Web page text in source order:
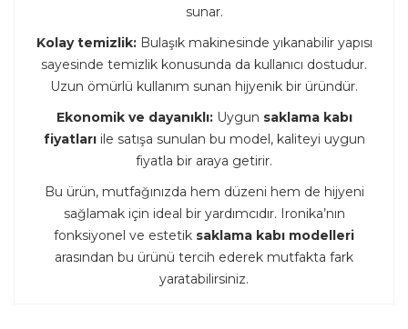
sunar.
Kolay temizlik:Bulaşık makinesinde yıkanabilir yapısı
sayesinde temizlik konusunda da kullanıcı dostudur.
Uzun ömürlü kullanım sunan hijyenik bir üründür.
Ekonomik ve dayanıklı:Uygun saklama kabı
fiyatlarıile satışa sunulan bu model, kaliteyi uygun
fiyatla bir araya getirir.
Bu ürün, mutfağınızda hem düzeni hem de hijyeni
sağlamak için ideal bir yardımcıdır. Ironika’nın
fonksiyonel ve estetik saklama kabı modelleri
arasından bu ürünü tercih ederek mutfakta fark
yaratabilirsiniz.